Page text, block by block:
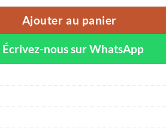
Ajouter au panier
Écrivez-nous sur WhatsApp